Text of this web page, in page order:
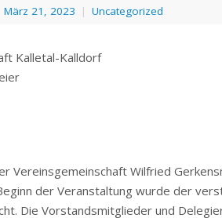
März 21, 2023 | Uncategorized
Kalletal-Kalldorf
Vereinsgemeinschaft Wilfried
der Veranstaltung wurde der
Die Vorstandsmitglieder und